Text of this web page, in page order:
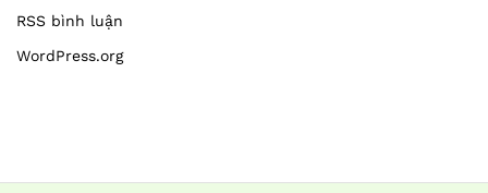
RSS bình luận
WordPress.org